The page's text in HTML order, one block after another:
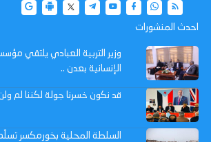
احدث المنشورات
وزير التربية العبادي يلتقي
الإنسانية بعدن ..
‏قد نكون خسرنا جولة لكننا لم
السلطة المحلية بخورمكسر